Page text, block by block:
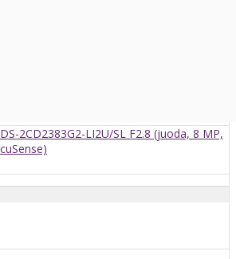
2CD2383G2-LI2U/SL F2.8 (juoda, 8 MP,